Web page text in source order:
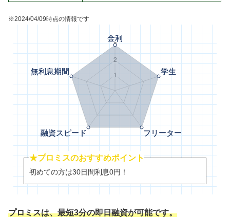
※2024/04/09時点の情報です
★プロミスのおすすめポイント
初めての方は30日間利息0円！
プロミスは、最短3分の即日融資が可能です。